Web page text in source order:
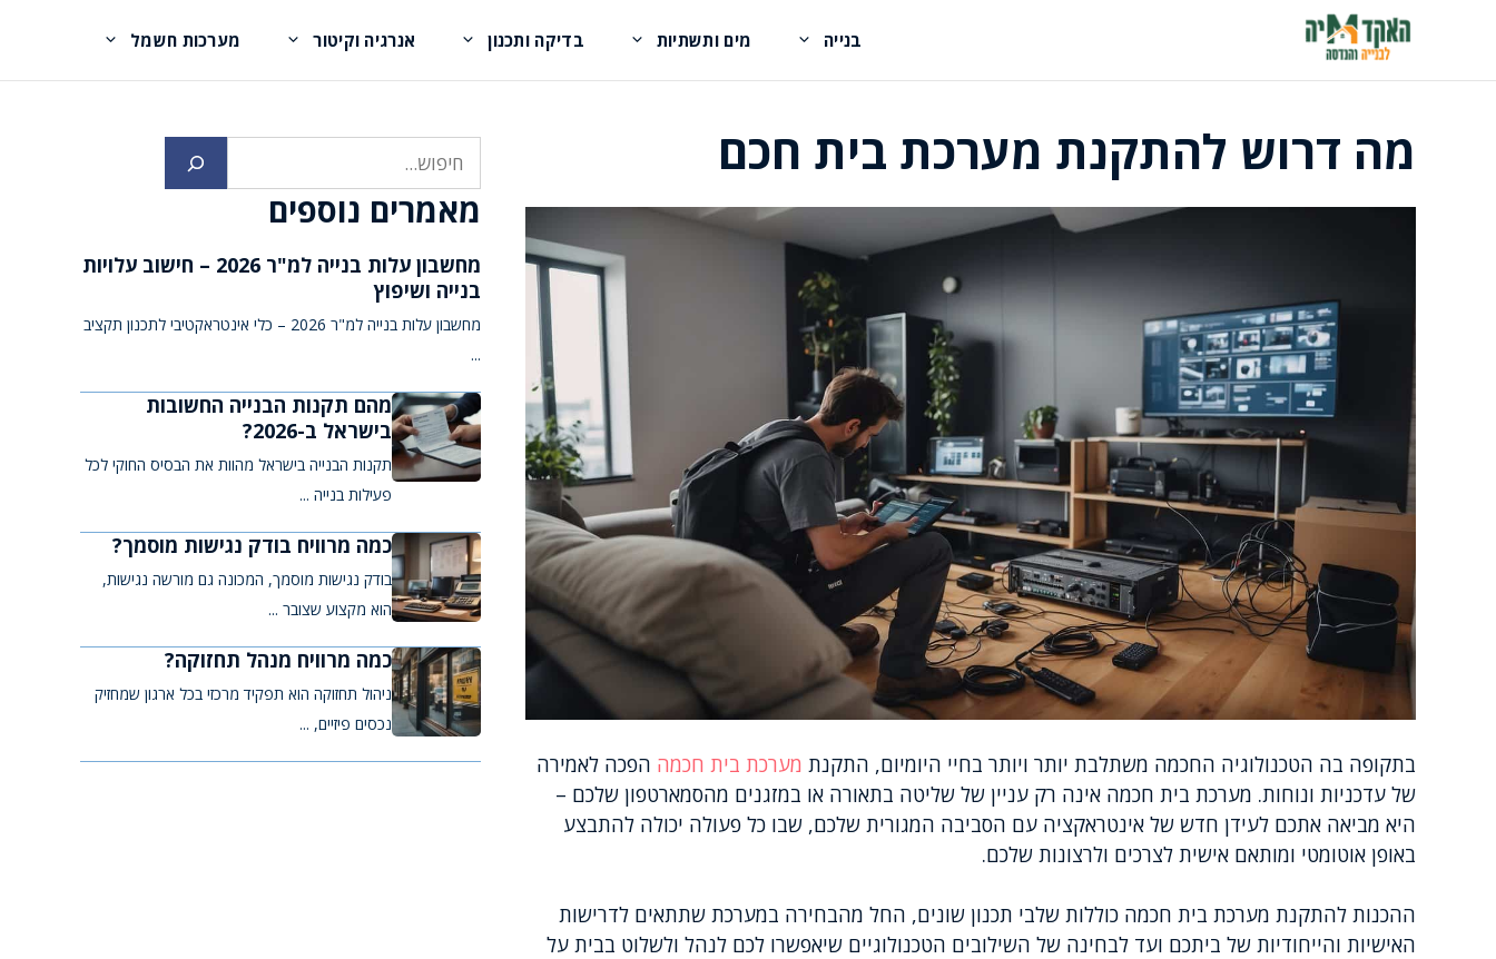
בנייה מים ותשתיות בדיקה ותכנון אנרגיה וקיטור מערכות חשמל
מה דרוש להתקנת מערכת בית חכם
בתקופה בה הטכנולוגיה החכמה משתלבת יותר ויותר בחיי היומיום, התקנת מערכת בית חכמה הפכה לאמירה
של עדכניות ונוחות. מערכת בית חכמה אינה רק עניין של שליטה בתאורה או במזגנים מהסמארטפון שלכם –
היא מביאה אתכם לעידן חדש של אינטראקציה עם הסביבה המגורית שלכם, שבו כל פעולה יכולה להתבצע
באופן אוטומטי ומותאם אישית לצרכים ולרצונות שלכם.
ההכנות להתקנת מערכת בית חכמה כוללות שלבי תכנון שונים, החל מהבחירה במערכת שתתאים לדרישות
האישיות והייחודיות של ביתכם ועד לבחינה של השילובים הטכנולוגיים שיאפשרו לכם לנהל ולשלוט בבית על
מאמרים נוספים
מחשבון עלות בנייה למ"ר 2026 – חישוב עלויות
בנייה ושיפוץ
מחשבון עלות בנייה למ"ר 2026 – כלי אינטראקטיבי לתכנון תקציב
...
מהם תקנות הבנייה החשובות
בישראל ב-2026?
תקנות הבנייה בישראל מהוות את הבסיס החוקי לכל
פעילות בנייה ...
כמה מרוויח בודק נגישות מוסמך?
בודק נגישות מוסמך, המכונה גם מורשה נגישות,
הוא מקצוע שצובר ...
כמה מרוויח מנהל תחזוקה?
ניהול תחזוקה הוא תפקיד מרכזי בכל ארגון שמחזיק
נכסים פיזיים, ...